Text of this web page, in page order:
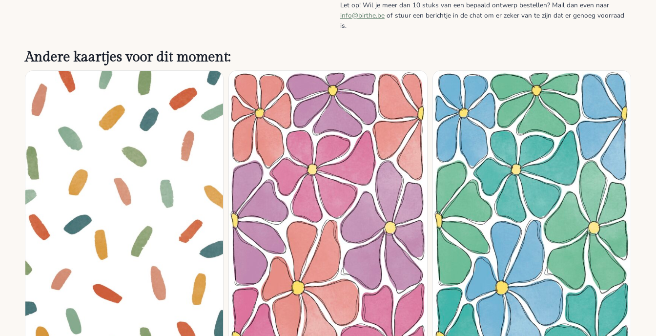
aantal
Let op! Wil je meer dan 10 stuks van een bepaald ontwerp bestellen? Mail dan even naar
info@birthe.beof stuur een berichtje in de chat om er zeker van te zijn dat er genoeg voorraad
is.
Andere kaartjes voor dit moment: